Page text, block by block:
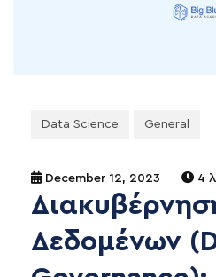
Data Science General
December 12, 2023 4
Δεδομένων